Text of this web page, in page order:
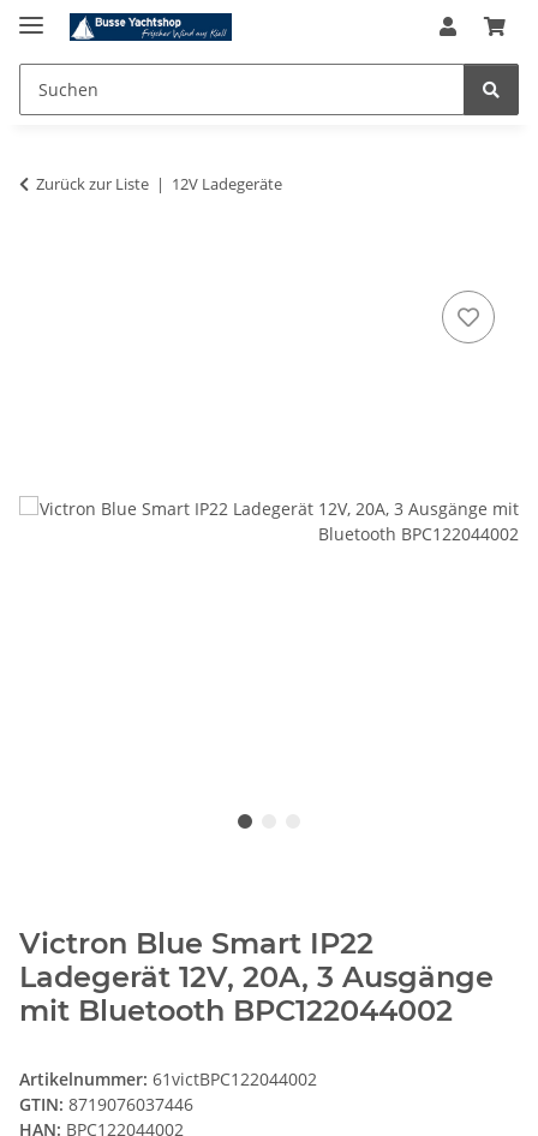
Zurück zur Liste 12V Ladegeräte
Victron Blue Smart IP22
Ladegerät 12V, 20A, 3 Ausgänge
mit Bluetooth BPC122044002
Artikelnummer: 61victBPC122044002
GTIN: 8719076037446
HAN: BPC122044002